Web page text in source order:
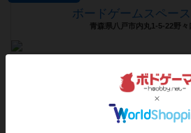
ボードゲームスペー
青森県八戸市内丸1-5-22野
761個
青森県八戸市では初のボードゲームで遊べ
のボードゲームがあり、飲食物持ち込みＯ